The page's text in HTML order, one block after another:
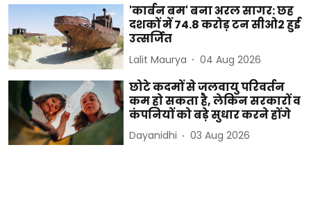
'कार्बन बम' बना अरल सागर: छह
दशकों में 74.8 करोड़ टन सीओ2 हुई
उत्सर्जित
Lalit Maurya 04 Aug 2026
छोटे कदमों से जलवायु परिवर्तन
कम हो सकता है, लेकिन सरकारों व
कंपनियों को बड़े सुधार करने होंगे
Dayanidhi 03 Aug 2026